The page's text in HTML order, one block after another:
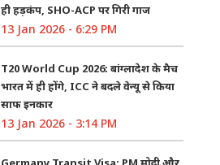
ही हड़कंप, SHO-ACP पर गिरी गाज
13 Jan 2026 - 6:29 PM
T20 World Cup 2026: बांग्लादेश के मैच
भारत में ही होंगे, ICC ने बदले वेन्यू से किया
साफ इनकार
13 Jan 2026 - 3:14 PM